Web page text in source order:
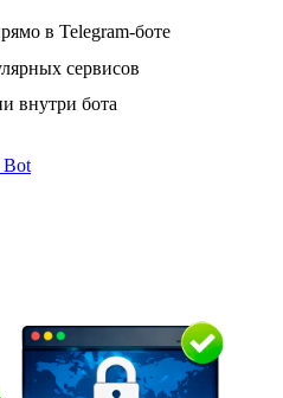
в Telegram-боте
сервисов
внутри бота